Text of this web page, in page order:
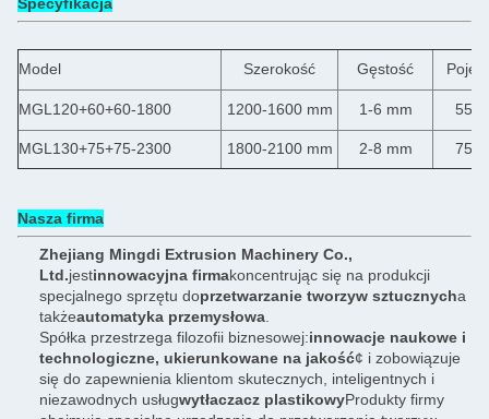
Model Szerokość Gęstość
MGL120+60+60-1800 1200-1600 mm 1-6 mm 550
MGL130+75+75-2300 1800-2100 mm 2-8 mm 750
Nasza firma
Zhejiang Mingdi Extrusion Machinery Co.,
Ltd.jestinnowacyjna firmakoncentrując się na produkcji
specjalnego sprzętu doprzetwarzanie tworzyw sztucznycha
takżeautomatyka przemysłowa
Spółka przestrzega filozofii biznesowej:innowacje naukowe i
technologiczne, ukierunkowane na jakość¢ i zobowiązuje
się do zapewnienia klientom skutecznych, inteligentnych i
niezawodnych usługwytłaczacz plastikowyProdukty firmy